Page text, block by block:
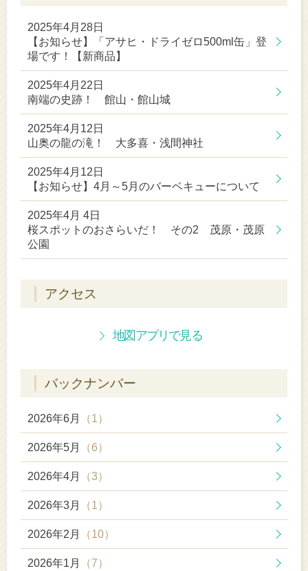
2025年4月28日
【お知らせ】「アサヒ・ドライゼロ500ml缶」登
場です！【新商品】
2025年4月22日
南端の史跡！ 館山・館山城
2025年4月12日
山奥の龍の滝！ 大多喜・浅間神社
2025年4月12日
【お知らせ】4月～5月のバーベキューについて
2025年4月 4日
桜スポットのおさらいだ！ その2 茂原・茂原
公園
アクセス
地図アプリで見る
バックナンバー
2026年6月 （1）
2026年5月 （6）
2026年4月 （3）
2026年3月 （1）
2026年2月 （10）
2026年1月 （7）